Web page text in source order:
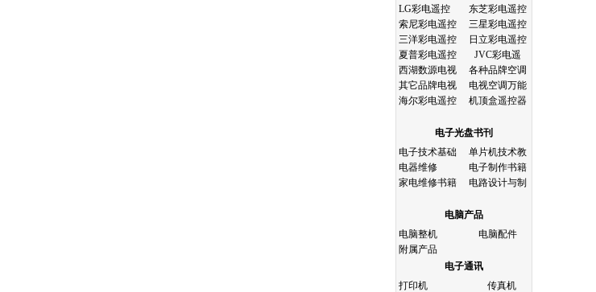
LG彩电遥控
东芝彩电遥控
索尼彩电遥控
三星彩电遥控
三洋彩电遥控
日立彩电遥控
夏普彩电遥控
JVC彩电遥
西湖数源电视
各种品牌空调
其它品牌电视
电视空调万能
海尔彩电遥控
机顶盒遥控器
电子光盘书刊
电子技术基础
单片机技术教
电器维修
电子制作书籍
家电维修书籍
电路设计与制
电脑产品
电脑整机
电脑配件
附属产品
电子通讯
打印机
传真机